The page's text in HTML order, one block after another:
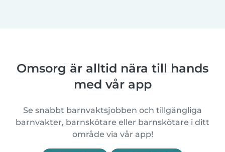
Omsorg är alltid nära till hands
med vår app
Se snabbt barnvaktsjobben och tillgängliga
barnvakter, barnskötare eller barnskötare i ditt
område via vår app!